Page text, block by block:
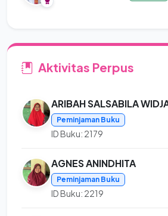
Aktivitas Perpus
ARIBAH SALSABILA
Peminjaman Buku
ID Buku: 2179
AGNES ANINDHITA
Peminjaman Buku
ID Buku: 2219